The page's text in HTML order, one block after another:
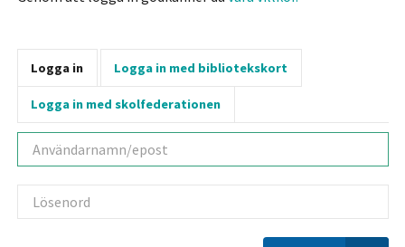
Logga in Logga in med bibliotekskort
Logga in med skolfederationen
Användarnamn
Lösenord